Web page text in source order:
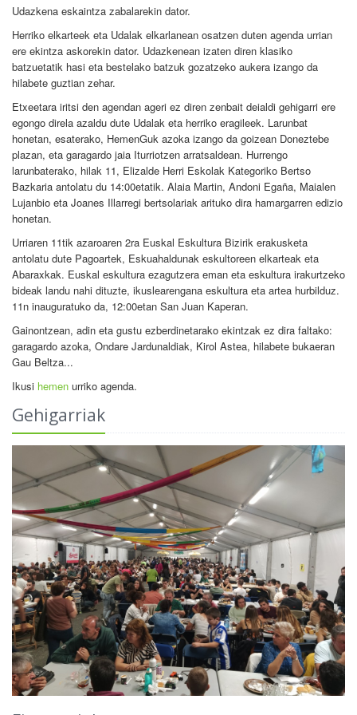
Udazkena eskaintza zabalarekin dator.
Herriko elkarteek eta Udalak elkarlanean osatzen duten agenda urrian
ere ekintza askorekin dator. Udazkenean izaten diren klasiko
batzuetatik hasi eta bestelako batzuk gozatzeko aukera izango da
hilabete guztian zehar.
Etxeetara iritsi den agendan ageri ez diren zenbait deialdi gehigarri ere
egongo direla azaldu dute Udalak eta herriko eragileek. Larunbat
honetan, esaterako, HemenGuk azoka izango da goizean Doneztebe
plazan, eta garagardo jaia Iturriotzen arratsaldean. Hurrengo
larunbaterako, hilak 11, Elizalde Herri Eskolak Kategoriko Bertso
Bazkaria antolatu du 14:00etatik. Alaia Martin, Andoni Egaña, Maialen
Lujanbio eta Joanes Illarregi bertsolariak arituko dira hamargarren edizio
honetan.
Urriaren 11tik azaroaren 2ra Euskal Eskultura Bizirik erakusketa
antolatu dute Pagoartek, Eskuahaldunak eskultoreen elkarteak eta
Abaraxkak. Euskal eskultura ezagutzera eman eta eskultura irakurtzeko
bideak landu nahi dituzte, ikuslearengana eskultura eta artea hurbilduz.
11n inauguratuko da, 12:00etan San Juan Kaperan.
Gainontzean, adin eta gustu ezberdinetarako ekintzak ez dira faltako:
garagardo azoka, Ondare Jardunaldiak, Kirol Astea, hilabete bukaeran
Gau Beltza...
Ikusi hemen urriko agenda.
Gehigarriak